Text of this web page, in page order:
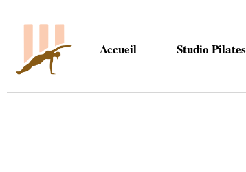
Accueil Studio Pilates